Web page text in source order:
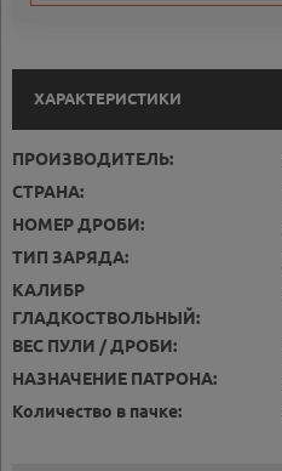
ХАРАКТЕРИСТИКИ
ПРОИЗВОДИТЕЛЬ:
СТРАНА:
НОМЕР ДРОБИ:
ТИП ЗАРЯДА:
КАЛИБР
ГЛАДКОСТВОЛЬНЫЙ:
ВЕС ПУЛИ / ДРОБИ:
НАЗНАЧЕНИЕ ПАТРОНА:
Количество в пачке: